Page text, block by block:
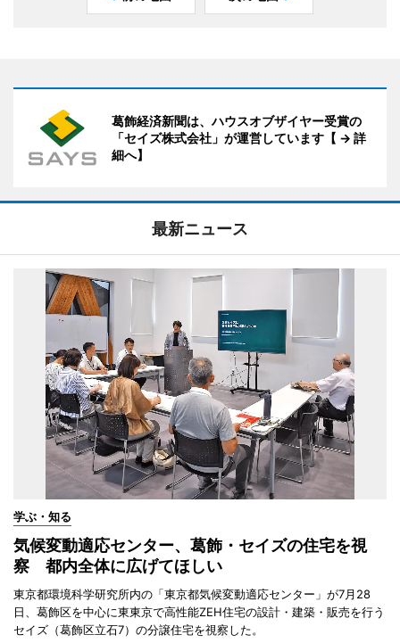
葛飾経済新聞は、ハウスオブザイヤー受賞の
「セイズ株式会社」が運営しています【 → 詳
細へ】
最新ニュース
学ぶ・知る
気候変動適応センター、葛飾・セイズの住宅を視
察 都内全体に広げてほしい
東京都環境科学研究所内の「東京都気候変動適応センター」が7月28
日、葛飾区を中心に東東京で高性能ZEH住宅の設計・建築・販売を行う
セイズ（葛飾区立石7）の分譲住宅を視察した。